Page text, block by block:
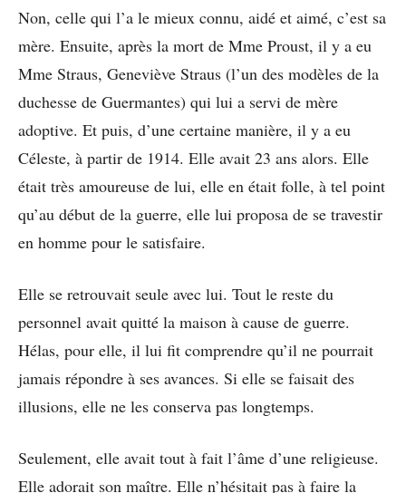
Non, celle qui l’a le mieux connu, aidé et aimé, c’est sa
mère. Ensuite, après la mort de Mme Proust, il y a eu
Mme Straus, Geneviève Straus (l’un des modèles de la
duchesse de Guermantes) qui lui a servi de mère
adoptive. Et puis, d’une certaine manière, il y a eu
Céleste, à partir de 1914. Elle avait 23 ans alors. Elle
était très amoureuse de lui, elle en était folle, à tel point
qu’au début de la guerre, elle lui proposa de se travestir
en homme pour le satisfaire.
Elle se retrouvait seule avec lui. Tout le reste du
personnel avait quitté la maison à cause de guerre.
Hélas, pour elle, il lui fit comprendre qu’il ne pourrait
jamais répondre à ses avances. Si elle se faisait des
illusions, elle ne les conserva pas longtemps.
Seulement, elle avait tout à fait l’âme d’une religieuse.
Elle adorait son maître. Elle n’hésitait pas à faire la